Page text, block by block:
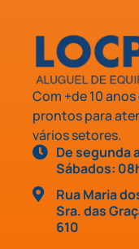
Com +de 10
prontos para
vários setores.
De segunda
Sábados:
Rua Maria
Sra. das
610